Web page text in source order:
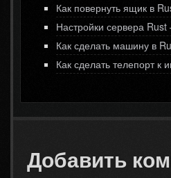
Как повернуть ящик в
Настройки сервера
Как сделать машину в
Как сделать телепорт к
Добавить